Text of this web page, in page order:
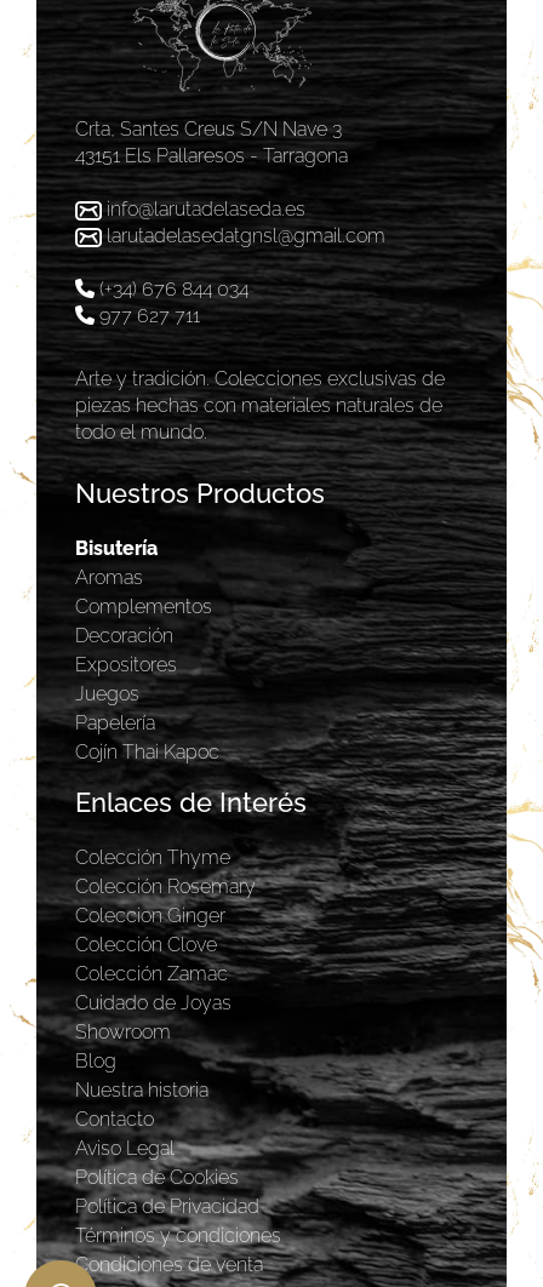
Crta, Santes Creus S/N Nave 3
43151 Els Pallaresos - Tarragona
info@larutadelaseda.es
larutadelasedatgnsl@gmail.com
(+34) 676 844 034
977 627 711
Arte y tradición. Colecciones exclusivas de
piezas hechas con materiales naturales de
todo el mundo.
Nuestros Productos
Bisutería
Aromas
Complementos
Decoración
Expositores
Juegos
Papelería
Cojín Thai Kapoc
Enlaces de Interés
Colección Thyme
Colección Rosemary
Coleccion Ginger
Colección Clove
Colección Zamac
Cuidado de Joyas
Showroom
Blog
Nuestra historia
Contacto
Aviso Legal
Política de Cookies
Política de Privacidad
Términos y condiciones
Condiciones de venta